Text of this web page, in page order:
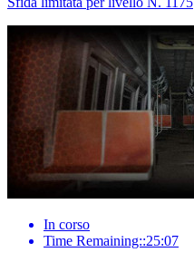
In corso
Time Remaining::25:07